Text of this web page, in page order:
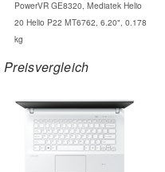
PowerVR GE8320, Mediatek Helio
20 Helio P22 MT6762, 6.20", 0.178
kg
Preisvergleich